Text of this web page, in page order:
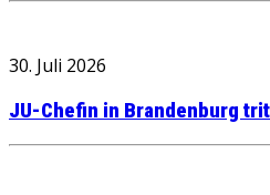
30. Juli 2026
JU-Chefin in Brandenburg